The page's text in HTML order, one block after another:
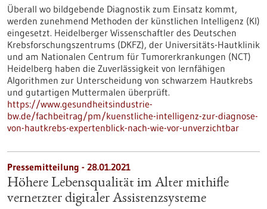
Überall wo bildgebende Diagnostik zum Einsatz kommt,
werden zunehmend Methoden der künstlichen Intelligenz (KI)
eingesetzt. Heidelberger Wissenschaftler des Deutschen
Krebsforschungszentrums (DKFZ), der Universitäts-Hautklinik
und am Nationalen Centrum für Tumorerkrankungen (NCT)
Heidelberg haben die Zuverlässigkeit von lernfähigen
Algorithmen zur Unterscheidung von schwarzem Hautkrebs
und gutartigen Muttermalen überprüft.
https://www.gesundheitsindustrie-
bw.de/fachbeitrag/pm/kuenstliche-intelligenz-zur-diagnose-
von-hautkrebs-expertenblick-nach-wie-vor-unverzichtbar
Pressemitteilung - 28.01.2021
Höhere Lebensqualität im Alter mithifle
vernetzter digitaler Assistenzsysteme